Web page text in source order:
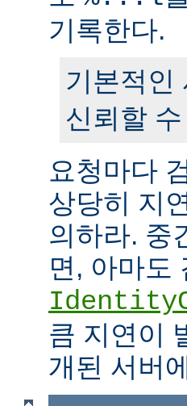
기록한다.
기본적인
신뢰할
요청마다
상당히 지
의하라. 중
면, 아마도
큼 지연이
개된 서버